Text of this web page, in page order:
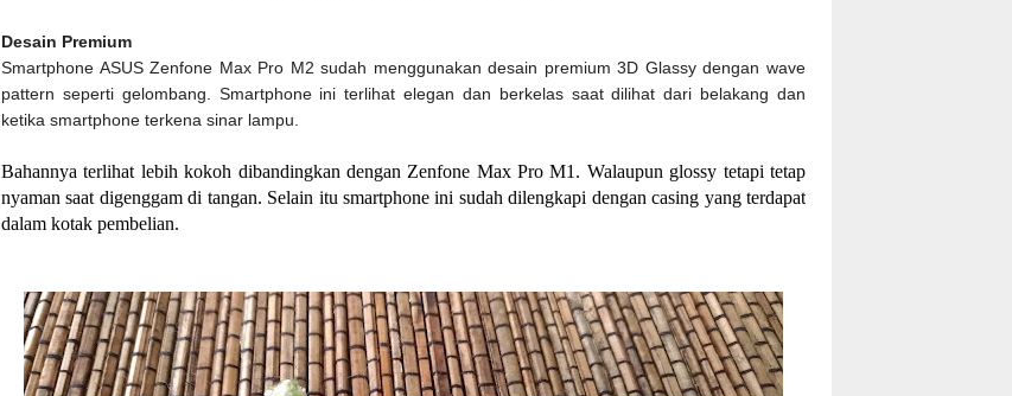
Desain Premium
Smartphone ASUS Zenfone Max Pro M2 sudah menggunakan desain premium 3D Glassy dengan wave
pattern seperti gelombang. Smartphone ini terlihat elegan dan berkelas saat dilihat dari belakang dan
ketika smartphone terkena sinar lampu.
Bahannya terlihat lebih kokoh dibandingkan dengan Zenfone Max Pro M1. Walaupun glossy tetapi tetap
nyaman saat digenggam di tangan. Selain itu smartphone ini sudah dilengkapi dengan casing yang terdapat
dalam kotak pembelian.